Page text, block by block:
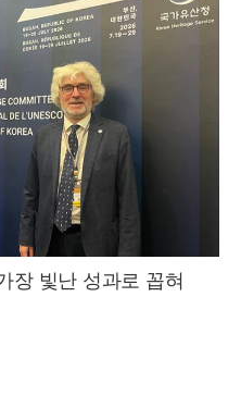
장 빛난 성과로 꼽혀